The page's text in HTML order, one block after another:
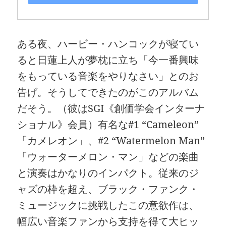
ある夜、ハービー・ハンコックが寝てい
ると日蓮上人が夢枕に立ち「今一番興味
をもっている音楽をやりなさい」とのお
告げ。そうしてできたのがこのアルバム
だそう。（彼はSGI《創価学会インターナ
ショナル》会員）有名な#1 “Cameleon”
「カメレオン」、#2 “Watermelon Man”
「ウォーターメロン・マン」などの楽曲
と演奏はかなりのインパクト。従来のジ
ャズの枠を超え、ブラック・ファンク・
ミュージックに挑戦したこの意欲作は、
幅広い音楽ファンから支持を得て大ヒッ